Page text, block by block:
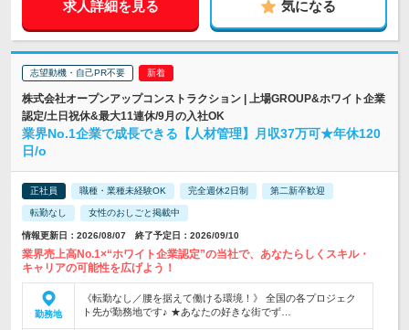
求人詳細を見る 気になる
志望動機・自己PR不要
株式会社オープンアップコンストラクション | 上場GROUP&ホワイト企業
認定/土日祝休&最大11連休/9月の入社OK
業界No.1企業で成長できる【人材管理】月収37万可★年休120
日/o
正社員 職種・業種未経験OK 完全週休2日制 第二新卒歓迎
転勤なし 女性のおしごと掲載中
情報更新日：2026/08/07 終了予定日：2026/09/10
業界売上高No.1×“ホワイト企業認定”の当社で、あなたらしくスキル・
キャリアの可能性を広げよう！
勤務地
《転勤なし／腰を据えて働ける環境！》 全国の各プロジェク
ト先が勤務地です♪ ★あなたの好きな街でず…